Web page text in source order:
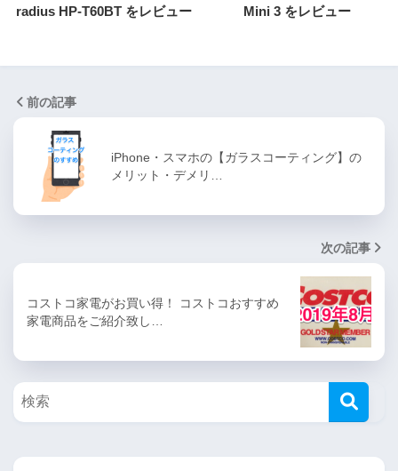
radius HP-T60BT をレビュー
Mini 3 をレビュー
前の記事
iPhone・スマホの【ガラスコーティング】の
メリット・デメリ…
次の記事
コストコ家電がお買い得！ コストコおすすめ
家電商品をご紹介致し…